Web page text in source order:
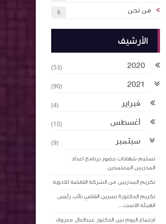
بمحافظة اسيوط
abdelaalmaroof
العربي للتدريب
abdelaalmaroof
من نحن 6
الأرشيف
2020
(53)
2021
(90)
فبراير (4)
أغسطس (10)
سبتمبر
(9)
تسليم شهادات حضور برنامج اعداد
المدربين المعتمدين
تكريم المدربين من الشركة القابضة للادوية
تكريم الدكتورة نسرين القاضي نائب رئيس
الهيئة الاست...
اجتماع اليوم بين الدكتور عبدالعال معروف